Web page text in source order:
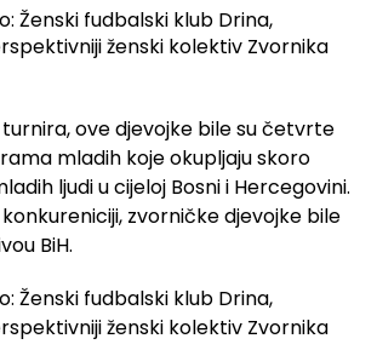
ove djevojke bile su četvrte
mladih koje okupljaju skoro
ljudi u cijeloj Bosni i Hercegovini.
zvorničke djevojke bile
BiH.